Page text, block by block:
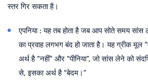
स्तर गिर सकता है।
एपनिया : यह तब होता है जब आप सोते समय सांस
का प्रवाह लगभग बंद हो जाता है। यह ग्रीक मूल
अर्थ है “नहीं” और “पीनिया”, जो सांस लेने को
से, इसका अर्थ है “बेदम।”